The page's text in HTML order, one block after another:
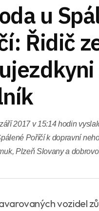
u
Řidič
2017 v 15:14 hodin
Poříčí k dopravní
Plzeň Slovany a
vozidel